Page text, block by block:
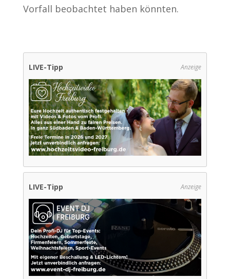
Vorfall beobachtet haben könnten.
LIVE-Tipp Anzeige
LIVE-Tipp Anzeige